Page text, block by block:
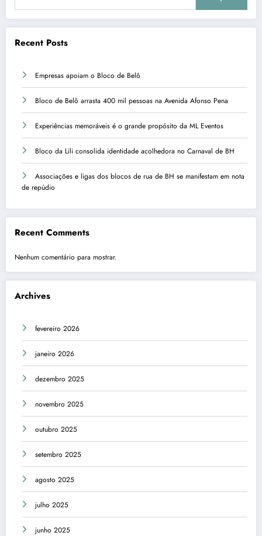
Recent Posts
Empresas apoiam o Bloco de Belô
Bloco de Belô arrasta 400 mil pessoas na Avenida Afonso Pena
Experiências memoráveis é o grande propósito da ML Eventos
Bloco da Lili consolida identidade acolhedora no Carnaval de BH
Associações e ligas dos blocos de rua de BH se manifestam em nota
de repúdio
Recent Comments
Nenhum comentário para mostrar.
Archives
fevereiro 2026
janeiro 2026
dezembro 2025
novembro 2025
outubro 2025
setembro 2025
agosto 2025
julho 2025
junho 2025